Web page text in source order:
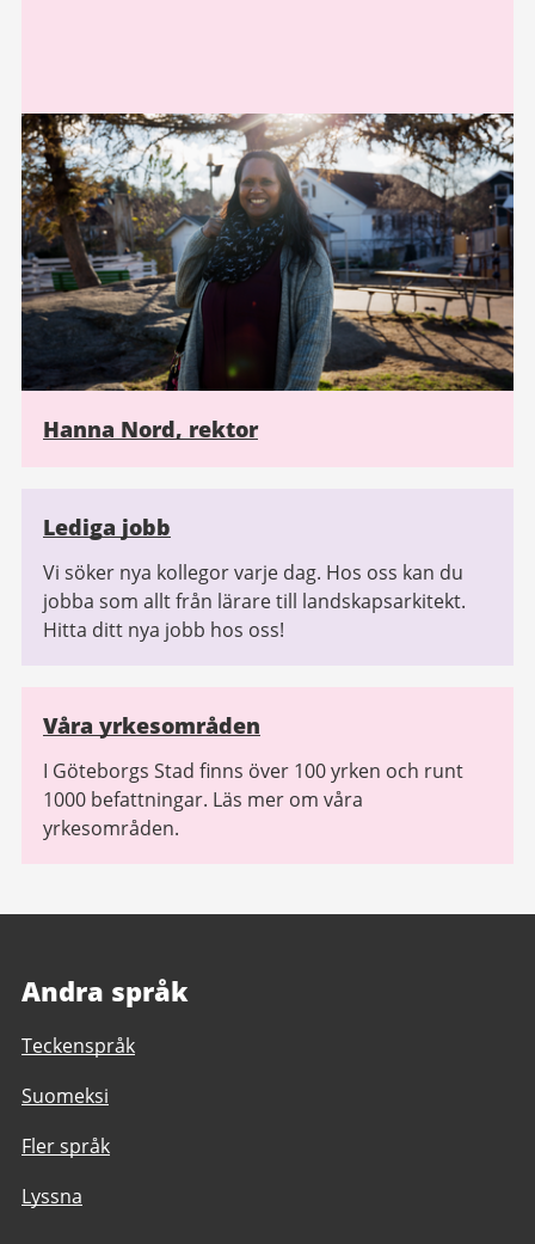
Hanna Nord, rektor
Lediga jobb
Vi söker nya kollegor varje dag. Hos oss kan du
jobba som allt från lärare till landskapsarkitekt.
Hitta ditt nya jobb hos oss!
Våra yrkesområden
I Göteborgs Stad finns över 100 yrken och runt
1000 befattningar. Läs mer om våra
yrkesområden.
Andra språk
Teckenspråk
Suomeksi
Fler språk
Lyssna